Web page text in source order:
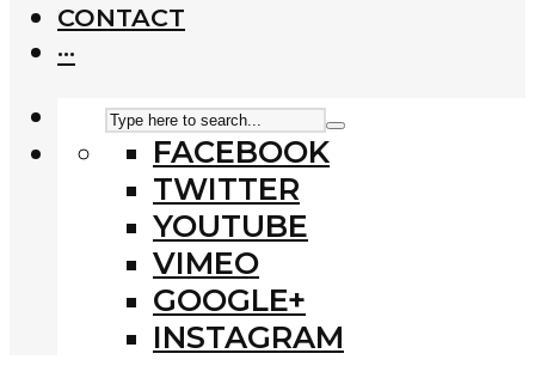
CONTACT
···
FACEBOOK
TWITTER
YOUTUBE
VIMEO
GOOGLE+
INSTAGRAM